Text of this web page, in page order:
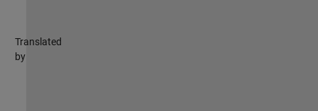
Translated
by